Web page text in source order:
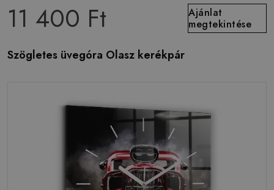
11 400 Ft
Ajánlat
megtekintése
Szögletes üvegóra Olasz kerékpár